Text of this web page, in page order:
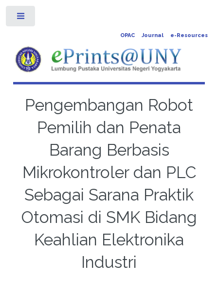
OPAC Journal e-Resources
Pengembangan Robot
Pemilih dan Penata
Barang Berbasis
Mikrokontroler dan PLC
Sebagai Sarana Praktik
Otomasi di SMK Bidang
Keahlian Elektronika
Industri